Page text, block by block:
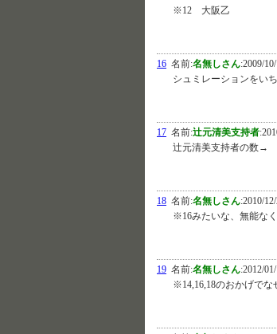
※12 大阪乙
16 名前:名無しさん:2009/
シュミレーションをい
17 名前:辻元清美支持者:
辻元清美支持者の数→
18 名前:名無しさん:2010/
※16みたいな、無能な
19 名前:名無しさん:2012/
※14,16,18のおかげでな